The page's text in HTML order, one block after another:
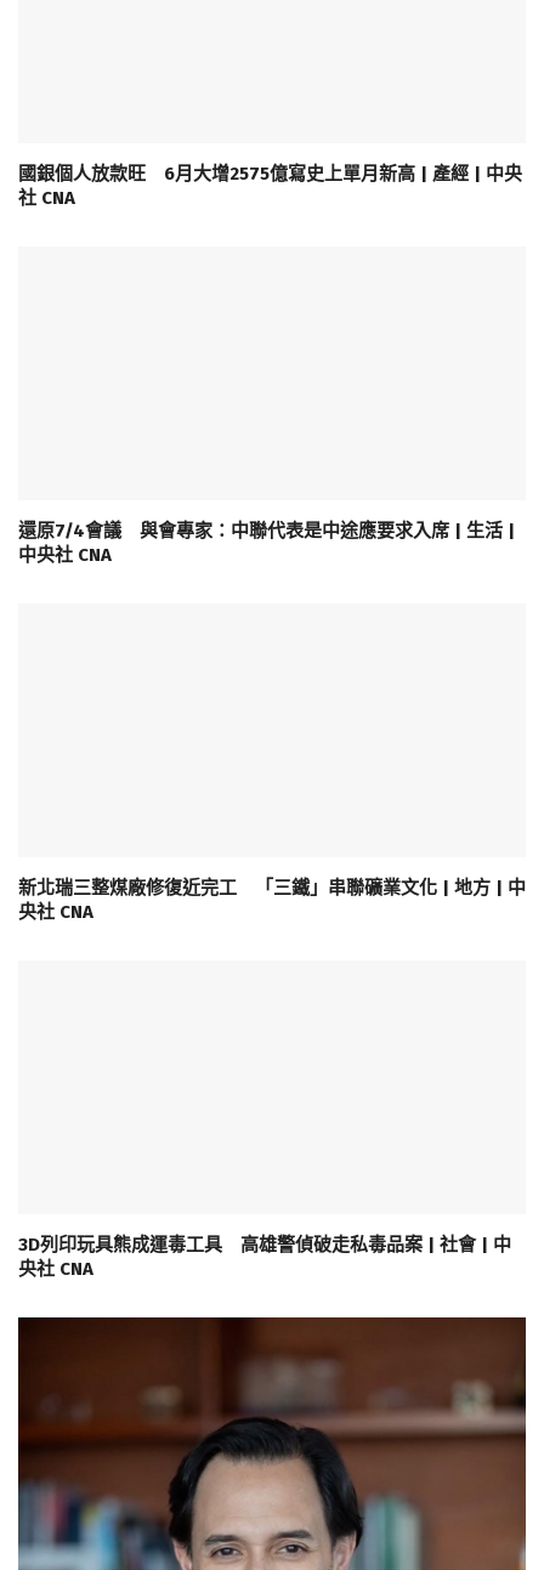
國銀個人放款旺 6月大增2575億寫史上單月新高 | 產經 | 中央
社 CNA
還原7/4會議 與會專家：中聯代表是中途應要求入席 | 生活 |
中央社 CNA
新北瑞三整煤廠修復近完工 「三鐵」串聯礦業文化 | 地方 | 中
央社 CNA
3D列印玩具熊成運毒工具 高雄警偵破走私毒品案 | 社會 | 中
央社 CNA